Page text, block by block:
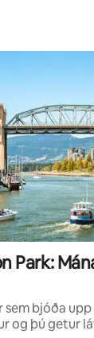
Park:
sem bjóða
og þú getur